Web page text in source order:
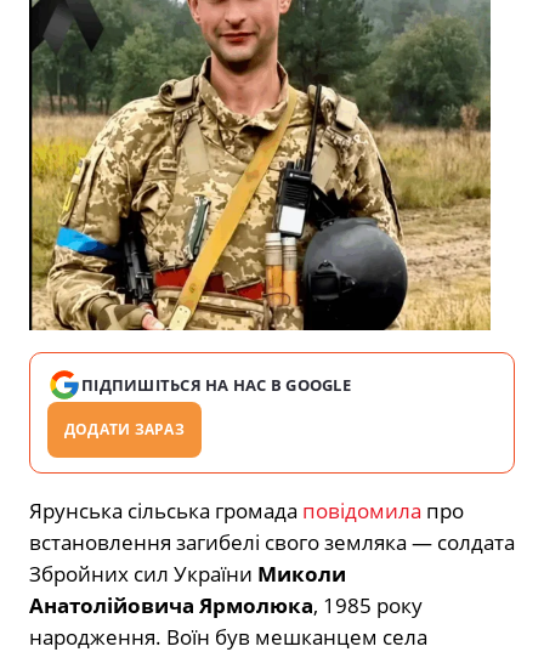
ПІДПИШІТЬСЯ НА НАС В GOOGLE
ДОДАТИ ЗАРАЗ
Ярунська сільська громада повідомила про
встановлення загибелі свого земляка — солдата
Збройних сил України Миколи
Анатолійовича Ярмолюка, 1985 року
народження. Воїн був мешканцем села